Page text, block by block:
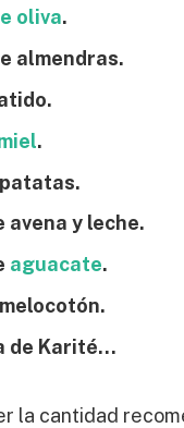
oliva.
almendras.
.
avena y leche.
aguacate.
de Karité…
la cantidad